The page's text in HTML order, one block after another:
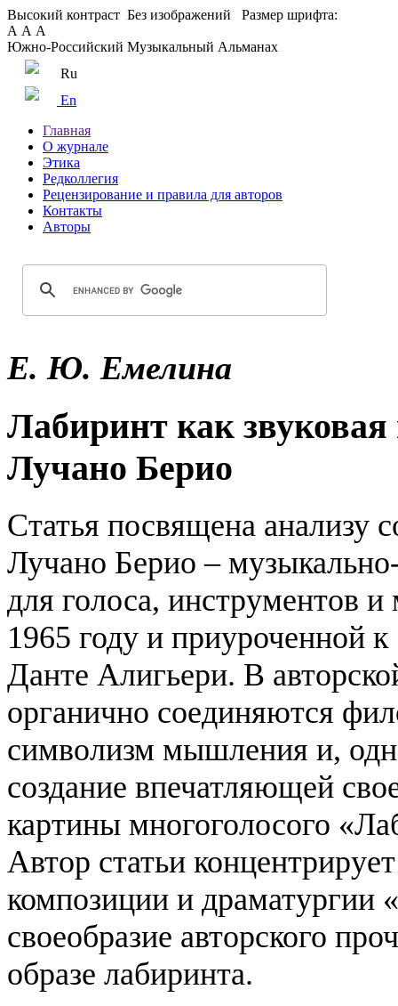
Высокий контраст Без изображений
Размер шрифта:
А А А
Южно-Российский Музыкальный Альманах
Ru
En
Главная
О журнале
Этика
Редколлегия
Рецензирование и правила для авторов
Контакты
Авторы
Е. Ю. Емелина
Лабиринт как
Лучано Берио
Статья посвящена анализу
Лучано Берио –
для голоса, инструментов
1965 году и приуроченной
Данте Алигьери. В
органично соединяются
символизм мышления и,
создание впечатляющей
картины многоголосого
Автор статьи
композиции и
своеобразие авторского
образе лабиринта.